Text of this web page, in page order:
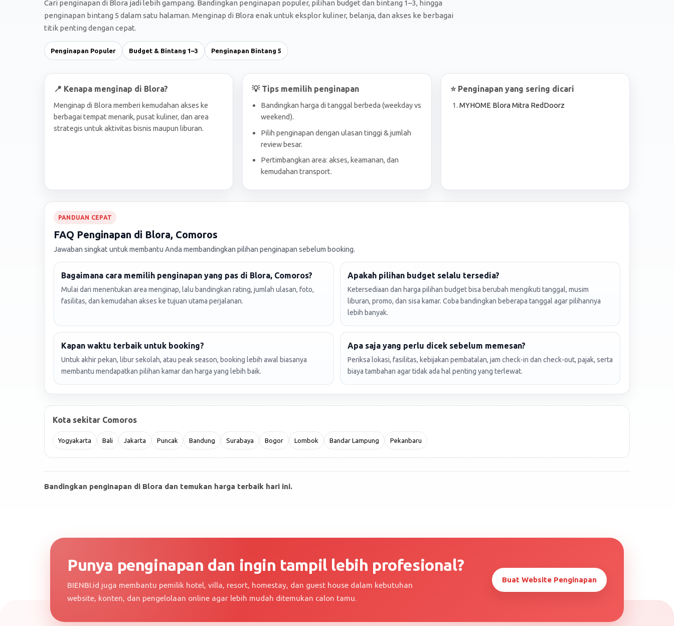
Cari penginapan di Blora jadi lebih gampang. Bandingkan penginapan populer, pilihan budget dan bintang 1–3, hingga
penginapan bintang 5 dalam satu halaman. Menginap di Blora enak untuk eksplor kuliner, belanja, dan akses ke berbagai
titik penting dengan cepat.
Penginapan Populer Budget & Bintang 1–3 Penginapan Bintang 5
📍 Kenapa menginap di Blora?
Menginap di Blora memberi kemudahan akses ke
berbagai tempat menarik, pusat kuliner, dan area
strategis untuk aktivitas bisnis maupun liburan.
💡 Tips memilih penginapan
Bandingkan harga di tanggal berbeda (weekday vs
weekend).
Pilih penginapan dengan ulasan tinggi & jumlah
review besar.
Pertimbangkan area: akses, keamanan, dan
kemudahan transport.
⭐ Penginapan yang sering dicari
MYHOME Blora Mitra RedDoorz
PANDUAN CEPAT
FAQ Penginapan di Blora, Comoros
Jawaban singkat untuk membantu Anda membandingkan pilihan penginapan sebelum booking.
Bagaimana cara memilih penginapan yang pas di Blora, Comoros?
Mulai dari menentukan area menginap, lalu bandingkan rating, jumlah ulasan, foto,
fasilitas, dan kemudahan akses ke tujuan utama perjalanan.
Apakah pilihan budget selalu tersedia?
Ketersediaan dan harga pilihan budget bisa berubah mengikuti tanggal, musim
liburan, promo, dan sisa kamar. Coba bandingkan beberapa tanggal agar pilihannya
lebih banyak.
Kapan waktu terbaik untuk booking?
Untuk akhir pekan, libur sekolah, atau peak season, booking lebih awal biasanya
membantu mendapatkan pilihan kamar dan harga yang lebih baik.
Apa saja yang perlu dicek sebelum memesan?
Periksa lokasi, fasilitas, kebijakan pembatalan, jam check-in dan check-out, pajak, serta
biaya tambahan agar tidak ada hal penting yang terlewat.
Kota sekitar Comoros
Yogyakarta Bali Jakarta Puncak Bandung Surabaya Bogor Lombok Bandar Lampung Pekanbaru
Bandingkan penginapan di Blora dan temukan harga terbaik hari ini.
Punya penginapan dan ingin tampil lebih profesional?
BIENBI.id juga membantu pemilik hotel, villa, resort, homestay, dan guest house dalam kebutuhan
website, konten, dan pengelolaan online agar lebih mudah ditemukan calon tamu.
Buat Website Penginapan